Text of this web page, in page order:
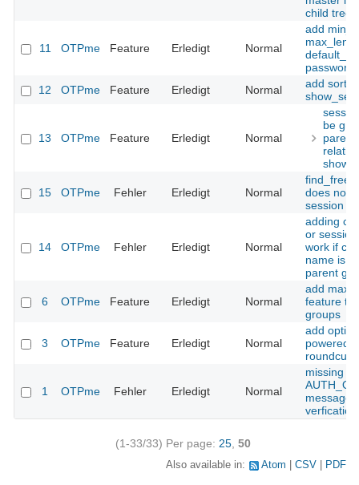
child tree
11 OTPme Feature Erledigt Normal
add
max_len
password
12
OTPme Feature Erledigt Normal
add sort
13 OTPme Feature Erledigt Normal
be
15 OTPme Fehler Erledigt Normal
does not
session
14 OTPme Fehler Erledigt Normal
adding
or
work if
name is a
parent
6 OTPme Feature Erledigt Normal
add
feature to
groups
3 OTPme Feature Erledigt Normal
add
powered-
1 OTPme Fehler Erledigt Normal
missing
message
verfication
(1-33/33) Per page: 25, 50
Also available in: Atom CSV PDF